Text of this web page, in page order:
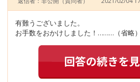
有難うございました。
お手数をおかけしました！………（省略